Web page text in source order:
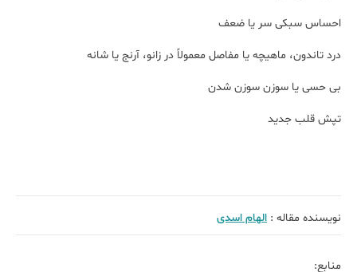
احساس سبکی سر یا ضعف
درد تاندون، ماهیچه یا مفاصل معمولاً در زانو، آرنج یا شانه
بی حسی یا سوزن سوزن شدن
تپش قلب جدید
نویسنده مقاله : الهام اسدی
منابع: